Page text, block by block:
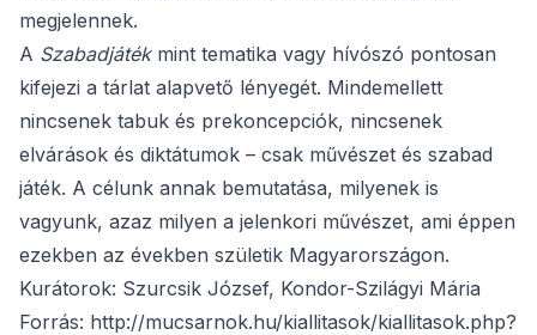
megjelennek.
A Szabadjáték mint tematika vagy hívószó pontosan
kifejezi a tárlat alapvető lényegét. Mindemellett
nincsenek tabuk és prekoncepciók, nincsenek
elvárások és diktátumok – csak művészet és szabad
játék. A célunk annak bemutatása, milyenek is
vagyunk, azaz milyen a jelenkori művészet, ami éppen
ezekben az években születik Magyarországon.
Kurátorok: Szurcsik József, Kondor-Szilágyi Mária
Forrás: http://mucsarnok.hu/kiallitasok/kiallitasok.php?